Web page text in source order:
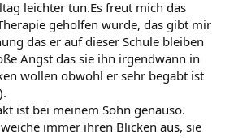
leichter tun.Es freut mich das
geholfen wurde, das gibt mir
das er auf dieser Schule bleiben
Angst das sie ihn irgendwann in
wollen obwohl er sehr begabt ist
ist bei meinem Sohn genauso.
immer ihren Blicken aus, sie